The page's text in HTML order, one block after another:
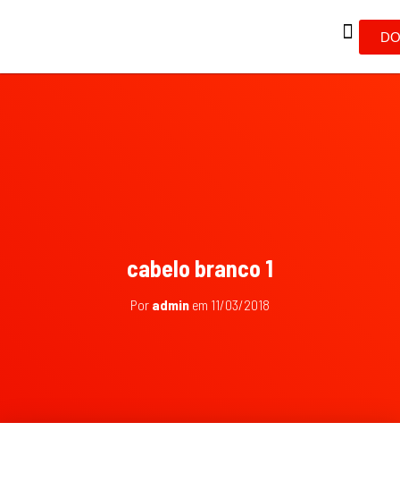
cabelo branco 1
Por admin em 11/03/2018